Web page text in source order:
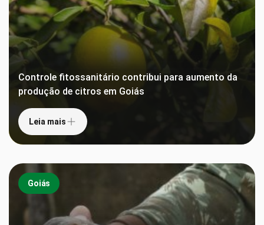
Controle fitossanitário contribui para aumento da
produção de citros em Goiás
Leia mais
Goiás